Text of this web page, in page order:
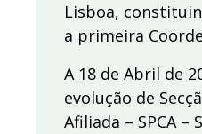
Lisboa,
a primeira
A 18 de Abril de
evolução de
Afiliada – SPCA –